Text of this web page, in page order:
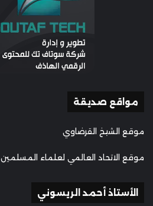
مواقع صديقة
موقع الشيخ القرضاوي
موقع الاتحاد العالمي لعلماء المسلمين
الأستاذ أحمد الريسوني